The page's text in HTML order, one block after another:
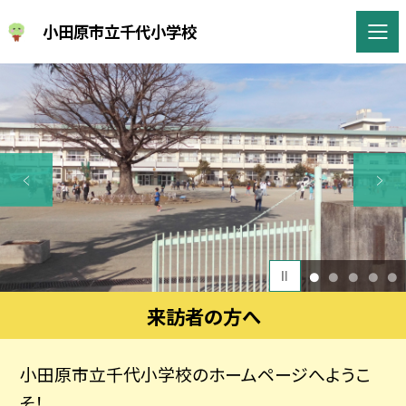
小田原市立千代小学校
1 2 3 4 5
来訪者の方へ
小田原市立千代小学校のホームページへようこ